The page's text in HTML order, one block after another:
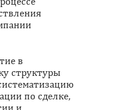
в
структуры
по сделке,
и